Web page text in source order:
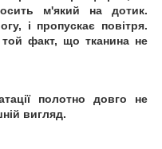
м'який на дотик.
і пропускає повітря.
факт, що тканина не
полотно довго не
вигляд.